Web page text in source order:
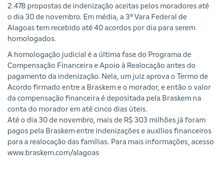
2.478 propostas de indenização aceitas pelos moradores até
o dia 30 de novembro. Em média, a 3ª Vara Federal de
Alagoas tem recebido até 40 acordos por dia para serem
homologados.
A homologação judicial é a última fase do Programa de
Compensação Financeira e Apoio à Realocação antes do
pagamento da indenização. Nela, um juiz aprova o Termo de
Acordo firmado entre a Braskem e o morador, e então o valor
da compensação financeira é depositada pela Braskem na
conta do morador em até cinco dias úteis.
Até o dia 30 de novembro, mais de R$ 303 milhões já foram
pagos pela Braskem entre indenizações e auxílios financeiros
para a realocação das famílias. Para mais informações, acesso
www.braskem.com/alagoas